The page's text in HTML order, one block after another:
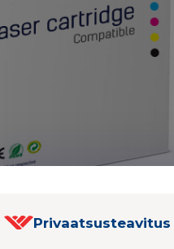
Privaatsusteavitus